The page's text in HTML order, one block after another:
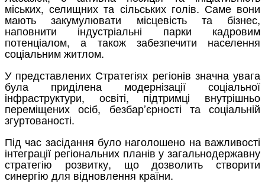
міських, селищних та сільських голів. Саме вони
мають закумулювати місцевість та бізнес,
наповнити індустріальні парки кадровим
потенціалом, а також забезпечити населення
соціальним житлом.
У представлених Стратегіях регіонів значна увага
була приділена модернізації соціальної
інфраструктури, освіті, підтримці внутрішньо
переміщених осіб, безбар’єрності та соціальній
згуртованості.
Під час засідання було наголошено на важливості
інтеграції регіональних планів у загальнодержавну
стратегію розвитку, що дозволить створити
синергію для відновлення країни.